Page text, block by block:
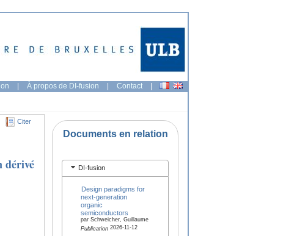
| À propos de DI-fusion | Contact |
Citer
dérivé
Documents en relation
DI-fusion
Design paradigms for
next-generation
organic
semiconductors
par Schweicher, Guillaume
Publication2026-11-12